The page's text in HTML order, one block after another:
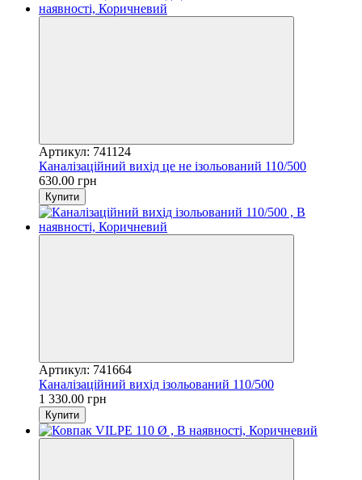
Артикул: 741124
Каналізаційний вихід це не ізольований 110/500
630.00 грн
Купити
Артикул: 741664
Каналізаційний вихід ізольований 110/500
1 330.00 грн
Купити